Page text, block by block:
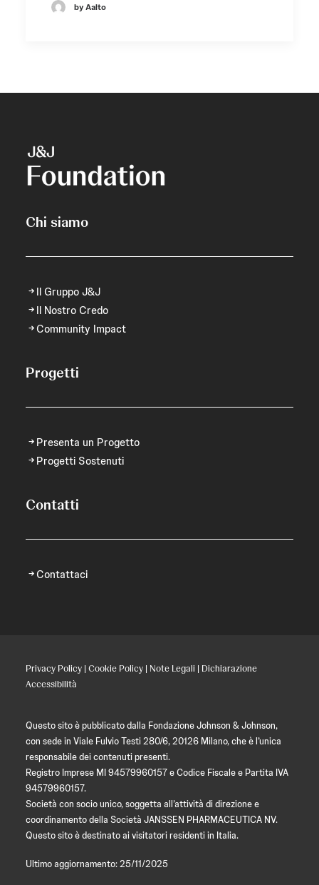
by Aalto
Chi siamo
Il Gruppo J&J
Il Nostro Credo
Community Impact
Progetti
Presenta un Progetto
Progetti Sostenuti
Contatti
Contattaci
Privacy Policy | Cookie Policy | Note Legali | Dichiarazione
Accessibilità
Questo sito è pubblicato dalla Fondazione Johnson & Johnson,
con sede in Viale Fulvio Testi 280/6, 20126 Milano, che è l’unica
responsabile dei contenuti presenti.
Registro Imprese MI 94579960157 e Codice Fiscale e Partita IVA
94579960157.
Società con socio unico, soggetta all’attività di direzione e
coordinamento della Società JANSSEN PHARMACEUTICA NV.
Questo sito è destinato ai visitatori residenti in Italia.
Ultimo aggiornamento: 25/11/2025